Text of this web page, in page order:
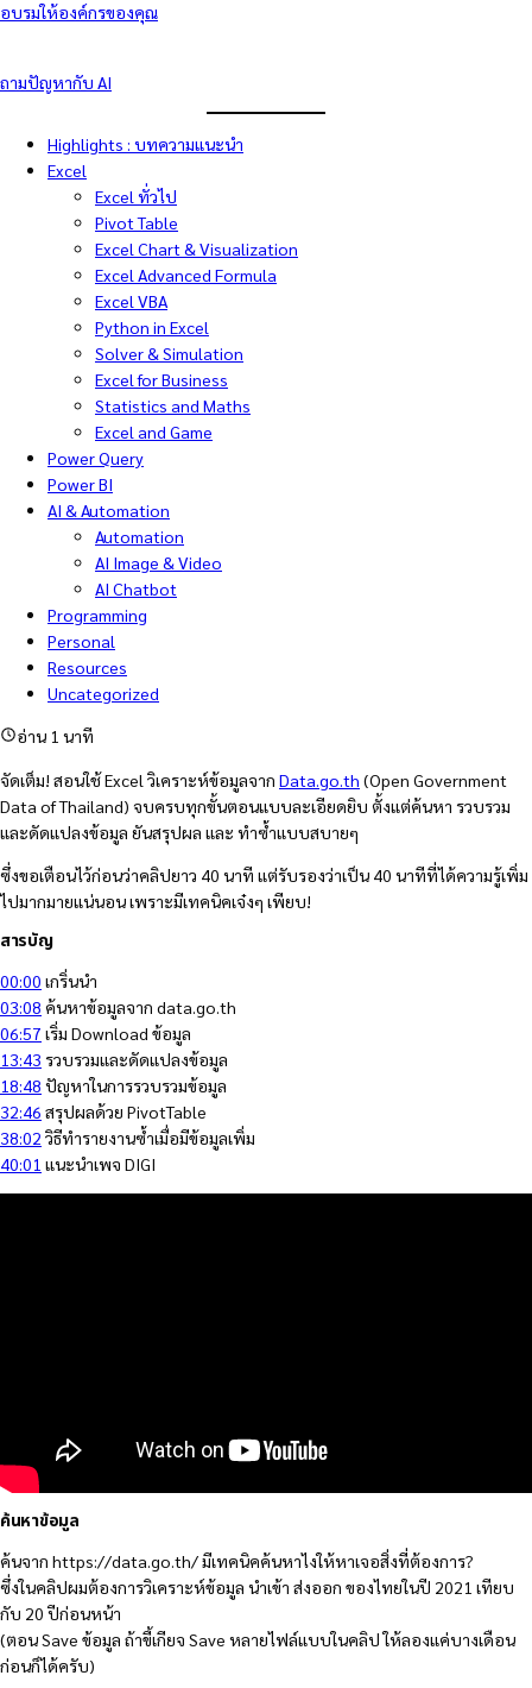
อบรมให้องค์กรของคุณ
ถามปัญหากับ AI
Highlights : บทความแนะนำ
Excel
Excel ทั่วไป
Pivot Table
Excel Chart & Visualization
Excel Advanced Formula
Excel VBA
Python in Excel
Solver & Simulation
Excel for Business
Statistics and Maths
Excel and Game
Power Query
Power BI
AI & Automation
Automation
AI Image & Video
AI Chatbot
Programming
Personal
Resources
Uncategorized
อ่าน 1 นาที
จัดเต็ม! สอนใช้ Excel วิเคราะห์ข้อมูลจาก Data.go.th (Open Government
Data of Thailand) จบครบทุกขั้นตอนแบบละเอียดยิบ ตั้งแต่ค้นหา รวบรวม
และดัดแปลงข้อมูล ยันสรุปผล และ ทำซ้ำแบบสบายๆ
ซึ่งขอเตือนไว้ก่อนว่าคลิปยาว 40 นาที แต่รับรองว่าเป็น 40 นาทีที่ได้ความรู้เพิ่ม
ไปมากมายแน่นอน เพราะมีเทคนิคเจ๋งๆ เพียบ!
สารบัญ
00:00 เกริ่นนำ
03:08 ค้นหาข้อมูลจาก data.go.th
06:57 เริ่ม Download ข้อมูล
13:43 รวบรวมและดัดแปลงข้อมูล
18:48 ปัญหาในการรวบรวมข้อมูล
32:46 สรุปผลด้วย PivotTable
38:02 วิธีทำรายงานซ้ำเมื่อมีข้อมูลเพิ่ม
40:01 แนะนำเพจ DIGI
ค้นหาข้อมูล
ค้นจาก https://data.go.th/ มีเทคนิคค้นหาไงให้หาเจอสิ่งที่ต้องการ?
ซึ่งในคลิปผมต้องการวิเคราะห์ข้อมูล นำเข้า ส่งออก ของไทยในปี 2021 เทียบ
กับ 20 ปีก่อนหน้า
(ตอน Save ข้อมูล ถ้าขี้เกียจ Save หลายไฟล์แบบในคลิป ให้ลองแค่บางเดือน
ก่อนก็ได้ครับ)